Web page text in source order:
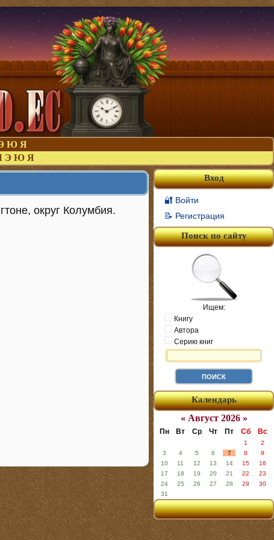
Ю Я
Э Ю Я
округ Колумбия.
Вход
🔐 Войти
📝 Регистрация
Поиск по сайту
Ищем:
Книгу
Автора
Серию книг
Календарь
« Август 2026 »
Пн Вт Ср Чт Пт Сб Вс
1
2
3
4 5 6 7 8
9
10
11 12 13 14 15
16
17
18 19 20 21 22
23
24
25 26 27 28 29
30
31